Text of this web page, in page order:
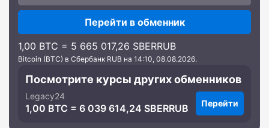
Перейти в обменник
1,00 BTC = 5 665 017,26 SBERRUB
Bitcoin (BTC) в Сбербанк RUB на 14:10, 08.08.2026.
Посмотрите курсы других обменников
Legacy24
1,00 BTC = 6 039 614,24 SBERRUB Перейти